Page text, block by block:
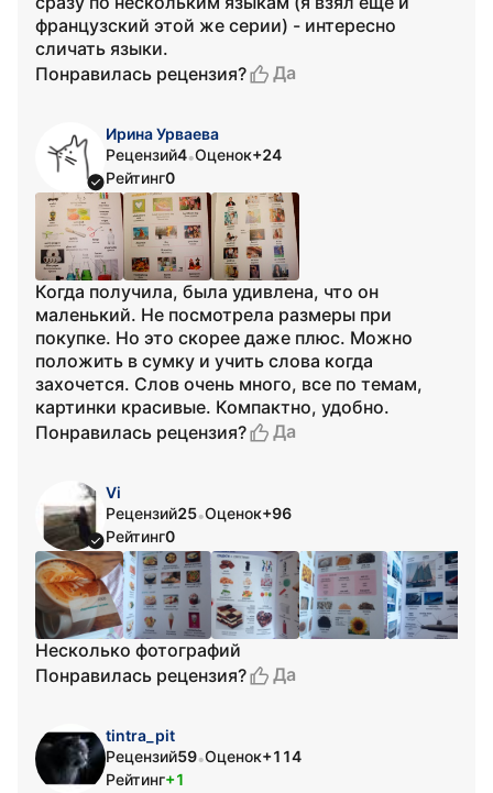
французский этой же серии) - интересно
сличать языки.
Понравилась рецензия?
Да
Ирина Урваева
Рецензий4•Оценок+24
Рейтинг0
Когда получила, была удивлена, что он
маленький. Не посмотрела размеры при
покупке. Но это скорее даже плюс. Можно
положить в сумку и учить слова когда
захочется. Слов очень много, все по темам,
картинки красивые. Компактно, удобно.
Понравилась рецензия?
Да
Vi
Рецензий25•Оценок+96
Рейтинг0
Несколько фотографий
Понравилась рецензия?
Да
tintra_pit
Рецензий59•Оценок+114
Рейтинг+1